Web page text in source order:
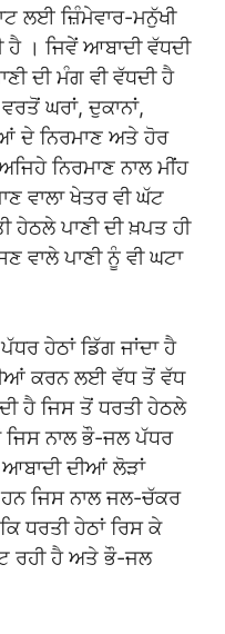
ਲਈ ਜ਼ਿੰਮੇਵਾਰ-ਮਨੁੱਖੀ
ਹੈ । ਜਿਵੇਂ ਆਬਾਦੀ ਵੱਧਦੀ
ਦੀ ਮੰਗ ਵੀ ਵੱਧਦੀ ਹੈ
ਘਰਾਂ, ਦੁਕਾਨਾਂ,
ਦੇ ਨਿਰਮਾਣ ਅਤੇ ਹੋਰ
ਨਿਰਮਾਣ ਨਾਲ ਮੀਂਹ
ਵਾਲਾ ਖੇਤਰ ਵੀ ਘੱਟ
ਹੇਠਲੇ ਪਾਣੀ ਦੀ ਖ਼ਪਤ ਹੀ
ਵਾਲੇ ਪਾਣੀ ਨੂੰ ਵੀ ਘਟਾ
ਹੇਠਾਂ ਡਿੱਗ ਜਾਂਦਾ ਹੈ
ਕਰਨ ਲਈ ਵੱਧ ਤੋਂ ਵੱਧ
ਹੈ ਜਿਸ ਤੋਂ ਧਰਤੀ ਹੇਠਲੇ
ਜਿਸ ਨਾਲ ਭੌ-ਜਲ ਪੱਧਰ
ਆਬਾਦੀ ਦੀਆਂ ਲੋੜਾਂ
ਜਿਸ ਨਾਲ ਜਲ-ਚੱਕਰ
ਧਰਤੀ ਹੇਠਾਂ ਰਿਸ ਕੇ
ਰਹੀ ਹੈ ਅਤੇ ਭੌ-ਜਲ